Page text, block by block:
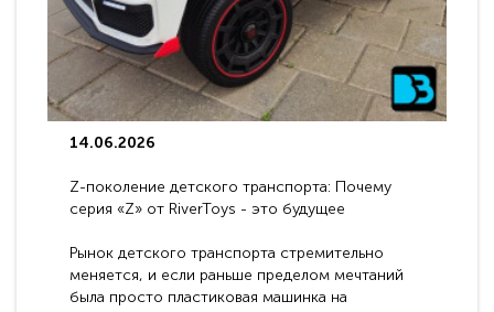
14.06.2026
Z-поколение детского транспорта: Почему
серия «Z» от RiverToys - это будущее
Рынок детского транспорта стремительно
меняется, и если раньше пределом мечтаний
была просто пластиковая машинка на